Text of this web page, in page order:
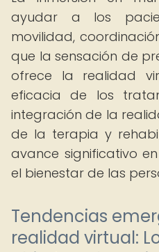
ayudar a los
movilidad,
que la sensación de
ofrece la realidad
eficacia de los
integración de la
de la terapia y
avance significativo
el bienestar de las
Tendencias
realidad virtual: